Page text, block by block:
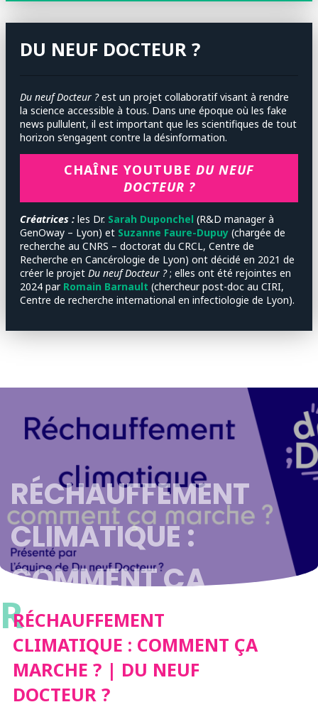
DU NEUF DOCTEUR ?
Du neuf Docteur ?est un projet collaboratif visant à rendre
la science accessible à tous. Dans une époque où les fake
news pullulent, il est important que les scientifiques de tout
horizon s’engagent contre la désinformation.
CHAÎNE YOUTUBE DU NEUF
DOCTEUR ?
Créatrices : les Dr. Sarah Duponchel (R&D manager à
GenOway – Lyon) et Suzanne Faure-Dupuy (chargée de
recherche au CNRS – doctorat du CRCL, Centre de
Recherche en Cancérologie de Lyon) ont décidé en 2021 de
créer le projet Du neuf Docteur ?; elles ont été rejointes en
2024 parRomain Barnault (chercheur post-doc au CIRI,
Centre de recherche international en infectiologie de Lyon).
RÉCHAUFFEMENT
CLIMATIQUE :
COMMENT ÇA
MARCHE ? | DU NEUF
DOCTEUR ?
RRÉCHAUFFEMENT
CLIMATIQUE : COMMENT ÇA
MARCHE ? | DU NEUF
DOCTEUR ?